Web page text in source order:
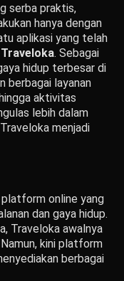
serba praktis,
hanya dengan
aplikasi yang telah
Traveloka. Sebagai
hidup terbesar di
berbagai layanan
aktivitas
lebih dalam
menjadi
platform online yang
dan gaya hidup.
Traveloka awalnya
kini platform
berbagai